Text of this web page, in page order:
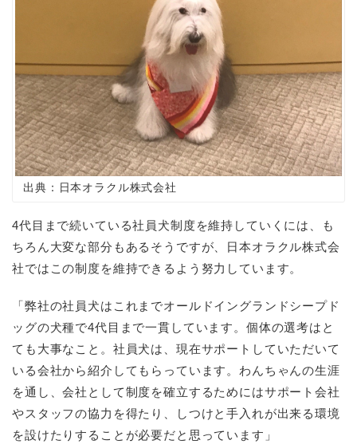
出典：日本オラクル株式会社
4代目まで続いている社員犬制度を維持していくには、も
ちろん大変な部分もあるそうですが、日本オラクル株式会
社ではこの制度を維持できるよう努力しています。
「弊社の社員犬はこれまでオールドイングランドシープド
ッグの犬種で4代目まで一貫しています。個体の選考はと
ても大事なこと。社員犬は、現在サポートしていただいて
いる会社から紹介してもらっています。わんちゃんの生涯
を通し、会社として制度を確立するためにはサポート会社
やスタッフの協力を得たり、しつけと手入れが出来る環境
を設けたりすることが必要だと思っています」